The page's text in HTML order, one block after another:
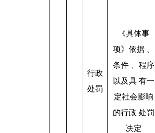
行政
处罚
《具体事
项》依据 、
条件 、程序
以及具 有一
定社会影响
的行政 处罚
决定